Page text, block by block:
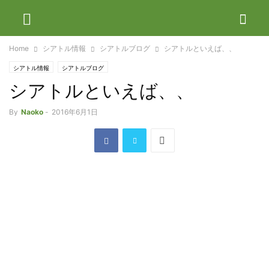
Home シアトル情報 シアトルブログ シアトルといえば、、
シアトル情報 シアトルブログ
シアトルといえば、、
By Naoko - 2016年6月1日